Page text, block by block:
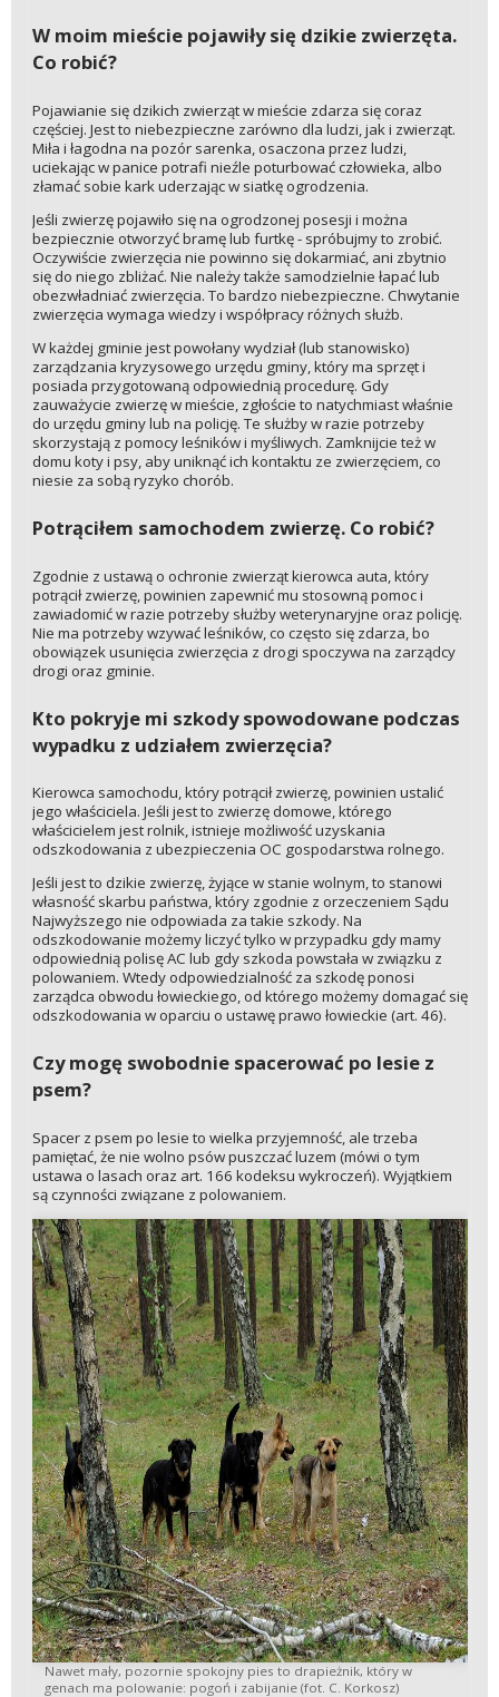
W moim mieście pojawiły się dzikie zwierzęta.
Co robić?
Pojawianie się dzikich zwierząt w mieście zdarza się coraz
częściej. Jest to niebezpieczne zarówno dla ludzi, jak i zwierząt.
Miła i łagodna na pozór sarenka, osaczona przez ludzi,
uciekając w panice potrafi nieźle poturbować człowieka, albo
złamać sobie kark uderzając w siatkę ogrodzenia.
Jeśli zwierzę pojawiło się na ogrodzonej posesji i można
bezpiecznie otworzyć bramę lub furtkę - spróbujmy to zrobić.
Oczywiście zwierzęcia nie powinno się dokarmiać, ani zbytnio
się do niego zbliżać. Nie należy także samodzielnie łapać lub
obezwładniać zwierzęcia. To bardzo niebezpieczne. Chwytanie
zwierzęcia wymaga wiedzy i współpracy różnych służb.
W każdej gminie jest powołany wydział (lub stanowisko)
zarządzania kryzysowego urzędu gminy, który ma sprzęt i
posiada przygotowaną odpowiednią procedurę. Gdy
zauważycie zwierzę w mieście, zgłoście to natychmiast właśnie
do urzędu gminy lub na policję. Te służby w razie potrzeby
skorzystają z pomocy leśników i myśliwych. Zamknijcie też w
domu koty i psy, aby uniknąć ich kontaktu ze zwierzęciem, co
niesie za sobą ryzyko chorób.
Potrąciłem samochodem zwierzę. Co robić?
Zgodnie z ustawą o ochronie zwierząt kierowca auta, który
potrącił zwierzę, powinien zapewnić mu stosowną pomoc i
zawiadomić w razie potrzeby służby weterynaryjne oraz policję.
Nie ma potrzeby wzywać leśników, co często się zdarza, bo
obowiązek usunięcia zwierzęcia z drogi spoczywa na zarządcy
drogi oraz gminie.
Kto pokryje mi szkody spowodowane podczas
wypadku z udziałem zwierzęcia?
Kierowca samochodu, który potrącił zwierzę, powinien ustalić
jego właściciela. Jeśli jest to zwierzę domowe, którego
właścicielem jest rolnik, istnieje możliwość uzyskania
odszkodowania z ubezpieczenia OC gospodarstwa rolnego.
Jeśli jest to dzikie zwierzę, żyjące w stanie wolnym, to stanowi
własność skarbu państwa, który zgodnie z orzeczeniem Sądu
Najwyższego nie odpowiada za takie szkody. Na
odszkodowanie możemy liczyć tylko w przypadku gdy mamy
odpowiednią polisę AC lub gdy szkoda powstała w związku z
polowaniem. Wtedy odpowiedzialność za szkodę ponosi
zarządca obwodu łowieckiego, od którego możemy domagać się
odszkodowania w oparciu o ustawę prawo łowieckie (art. 46).
Czy mogę swobodnie spacerować po lesie z
psem?
Spacer z psem po lesie to wielka przyjemność, ale trzeba
pamiętać, że nie wolno psów puszczać luzem (mówi o tym
ustawa o lasach oraz art. 166 kodeksu wykroczeń). Wyjątkiem
są czynności związane z polowaniem.
Nawet mały, pozornie spokojny pies to drapieżnik, który w
genach ma polowanie: pogoń i zabijanie (fot. C. Korkosz)